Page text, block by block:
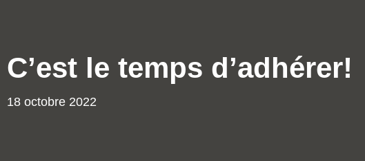
C’est le temps d’adhérer!
18 octobre 2022